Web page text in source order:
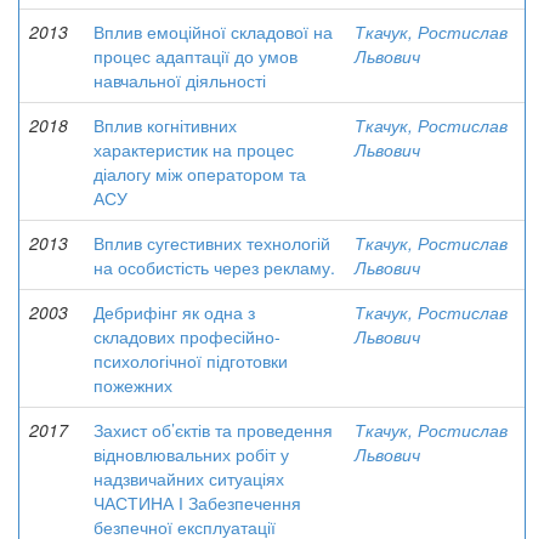
2013
Вплив емоційної складової на
процес адаптації до умов
навчальної діяльності
Ткачук, Ростислав
Львович
2018
Вплив когнітивних
характеристик на процес
діалогу між оператором та
АСУ
Ткачук, Ростислав
Львович
2013
Вплив сугестивних технологій
на особистість через рекламу.
Ткачук, Ростислав
Львович
2003
Дебрифінг як одна з
складових професійно-
психологічної підготовки
пожежних
Ткачук, Ростислав
Львович
2017
Захист об’єктів та проведення
відновлювальних робіт у
надзвичайних ситуаціях
ЧАСТИНА І Забезпечення
безпечної експлуатації
Ткачук, Ростислав
Львович